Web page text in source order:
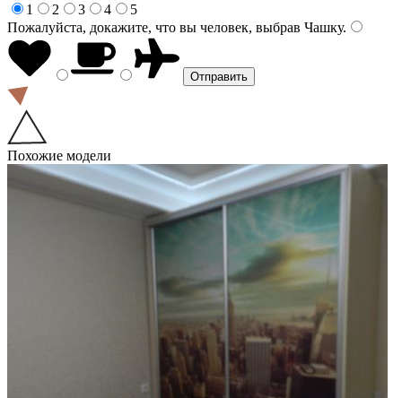
1
2 3 4
5
Пожалуйста, докажите, что вы человек, выбрав Чашку.
Похожие модели